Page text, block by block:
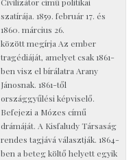
szatírája. 1859. február 17. és
1860. március 26.
között megírja Az ember
tragédiáját, amelyet csak 1861-
ben visz el bírálatra Arany
Jánosnak. 1861-től
országgyűlési képviselő.
Befejezi a Mózes című
drámáját. A Kisfaludy Társaság
rendes tagjává választják. 1864-
ben a beteg költő helyett egyik